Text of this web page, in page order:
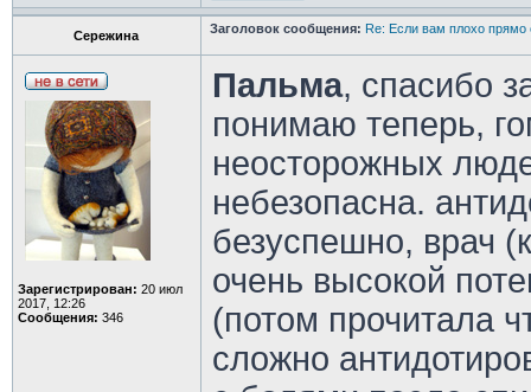
Сережина Заголовок сообщения: Re: Если вам плохо прямо
Зарегистрирован: 20 июл
2017, 12:26
Сообщения: 346
Пальма, спасибо
понимаю теперь,
неосторожных
небезопасна.
безуспешно, врач
очень высокой
(потом прочитала
сложно